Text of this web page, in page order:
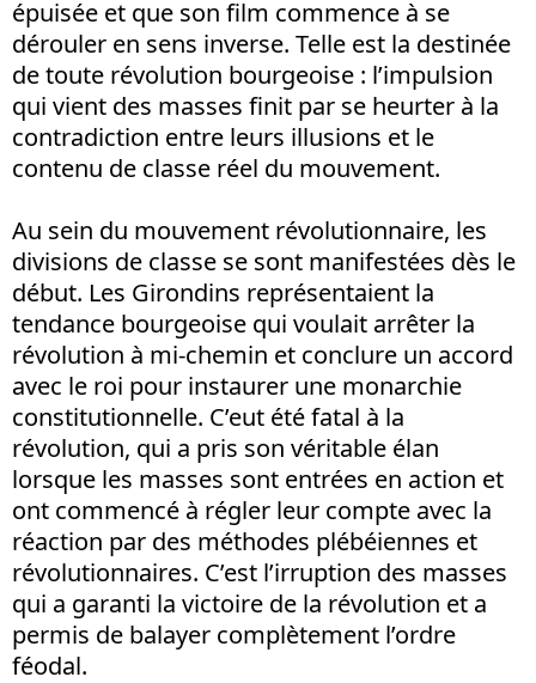
épuisée et que son film commence à se
dérouler en sens inverse. Telle est la destinée
de toute révolution bourgeoise : l’impulsion
qui vient des masses finit par se heurter à la
contradiction entre leurs illusions et le
contenu de classe réel du mouvement.
Au sein du mouvement révolutionnaire, les
divisions de classe se sont manifestées dès le
début. Les Girondins représentaient la
tendance bourgeoise qui voulait arrêter la
révolution à mi-chemin et conclure un accord
avec le roi pour instaurer une monarchie
constitutionnelle. C’eut été fatal à la
révolution, qui a pris son véritable élan
lorsque les masses sont entrées en action et
ont commencé à régler leur compte avec la
réaction par des méthodes plébéiennes et
révolutionnaires. C’est l’irruption des masses
qui a garanti la victoire de la révolution et a
permis de balayer complètement l’ordre
féodal.